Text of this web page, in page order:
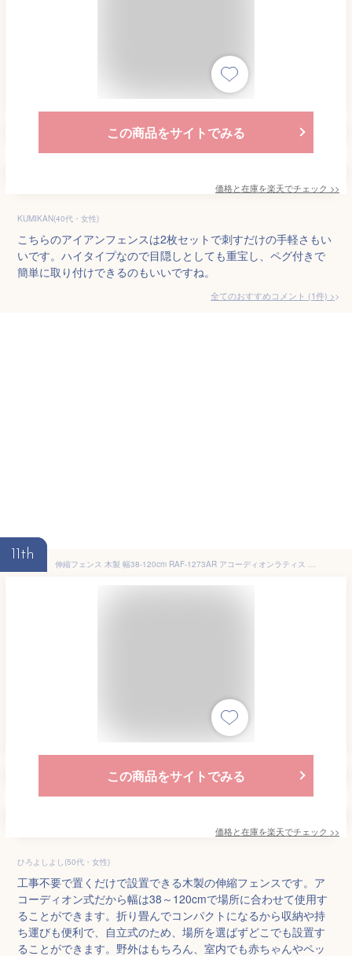
この商品をサイトでみる
価格と在庫を楽天でチェック >>
KUMIKAN(40代・女性)
こちらのアイアンフェンスは2枚セットで刺すだけの手軽さもい
いです。ハイタイプなので目隠しとしても重宝し、ペグ付きで
簡単に取り付けできるのもいいですね。
全てのおすすめコメント (1件) >
11th
伸縮フェンス 木製 幅38-120cm RAF-1273AR アコーディオンラティス ペットゲート 間仕切り 柵 門扉 おしゃれ 山善 YAMAZEN ガーデンマスター 【送料無料】
この商品をサイトでみる
価格と在庫を楽天でチェック >>
ひろよしよし(50代・女性)
工事不要で置くだけで設置できる木製の伸縮フェンスです。ア
コーディオン式だから幅は38～120cmで場所に合わせて使用す
ることができます。折り畳んでコンパクトになるから収納や持
ち運びも便利で、自立式のため、場所を選ばずどこでも設置す
ることができます。野外はもちろん、室内でも赤ちゃんやペッ